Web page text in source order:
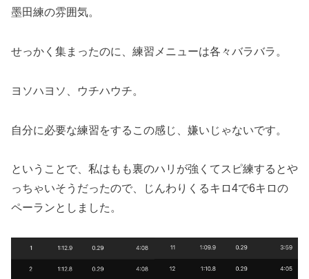
墨田練の雰囲気。
せっかく集まったのに、練習メニューは各々バラバラ。
ヨソハヨソ、ウチハウチ。
自分に必要な練習をするこの感じ、嫌いじゃないです。
ということで、私はもも裏のハリが強くてスピ練するとや
っちゃいそうだったので、じんわりくるキロ4で6キロの
ペーランとしました。